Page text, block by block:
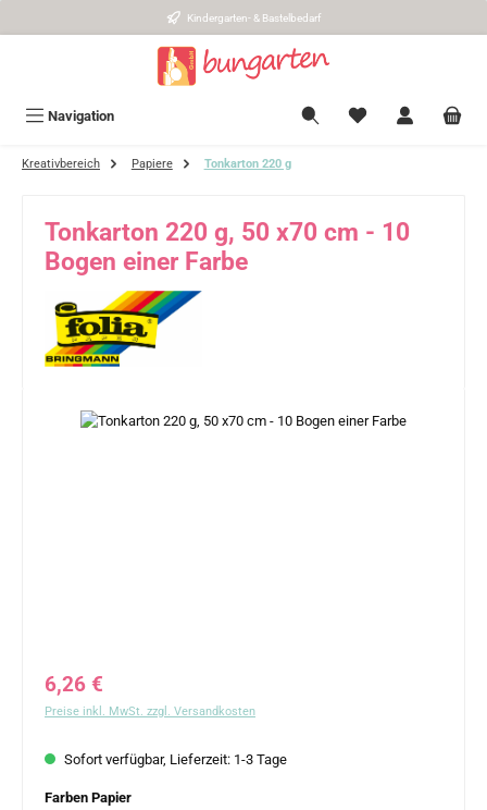
Kindergarten- & Bastelbedarf
Navigation
Kreativbereich Papiere Tonkarton 220 g
Tonkarton 220 g, 50 x70 cm - 10
Bogen einer Farbe
Bildergalerie überspringen
Regulärer Preis:
6,26 €
Preise inkl. MwSt. zzgl. Versandkosten
Sofort verfügbar, Lieferzeit: 1-3 Tage
Farben Papierauswählen